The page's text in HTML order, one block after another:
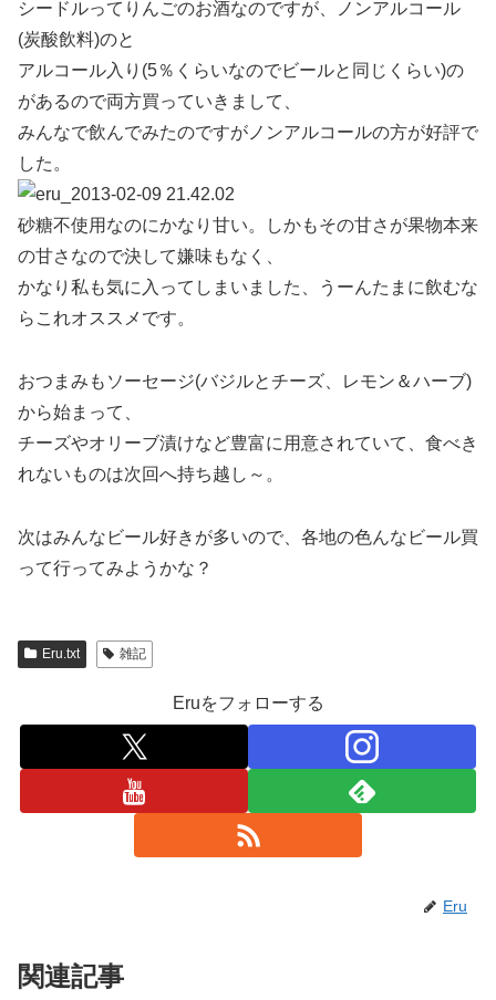
シードルってりんごのお酒なのですが、ノンアルコール
(炭酸飲料)のと
アルコール入り(5％くらいなのでビールと同じくらい)の
があるので両方買っていきまして、
みんなで飲んでみたのですがノンアルコールの方が好評で
した。
砂糖不使用なのにかなり甘い。しかもその甘さが果物本来
の甘さなので決して嫌味もなく、
かなり私も気に入ってしまいました、うーんたまに飲むな
らこれオススメです。
おつまみもソーセージ(バジルとチーズ、レモン＆ハーブ)
から始まって、
チーズやオリーブ漬けなど豊富に用意されていて、食べき
れないものは次回へ持ち越し～。
次はみんなビール好きが多いので、各地の色んなビール買
って行ってみようかな？
Eru.txt 雑記
Eruをフォローする
Eru
関連記事